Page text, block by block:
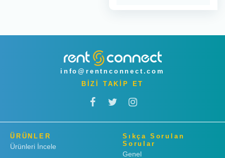
info@rentnconnect.com
BİZİ TAKİP ET
ÜRÜNLER
Ürünleri İncele
Sıkça Sorulan
Sorular
Genel